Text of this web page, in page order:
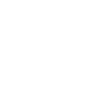
broncopolmonari in
2016 – Santhera
annuncia che i dati
di fase 3 (DELOS)